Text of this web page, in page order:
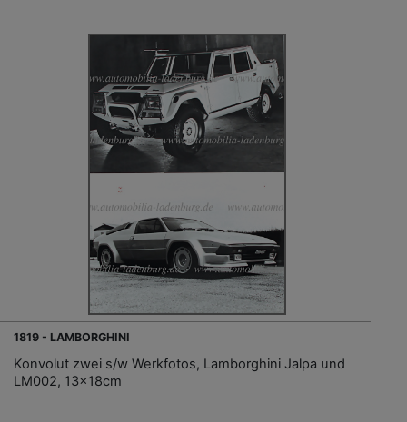
1819 - LAMBORGHINI
Konvolut zwei s/w Werkfotos, Lamborghini Jalpa und
LM002, 13x18cm